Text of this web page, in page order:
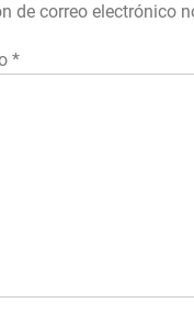
de correo electrónico
*